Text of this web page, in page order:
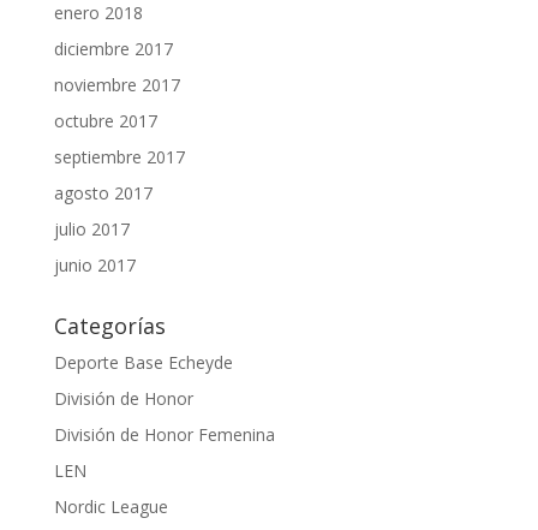
enero 2018
diciembre 2017
noviembre 2017
octubre 2017
septiembre 2017
agosto 2017
julio 2017
junio 2017
Categorías
Deporte Base Echeyde
División de Honor
División de Honor Femenina
LEN
Nordic League